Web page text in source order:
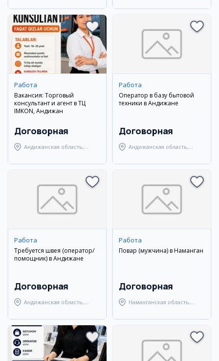
Работа
Вакансия: Торговый
консультант и агент в ТЦ
IMKON, Андижан
Договорная
Андижанская область,
Работа
Оператор в базу бытовой
техники в Андижане
Договорная
Андижанская область,
Работа
Требуется швея (оператор/
помощник) в Андижане
Договорная
Андижанская область,
Работа
Повар (мужчина) в Наманган
Договорная
Наманганская область,